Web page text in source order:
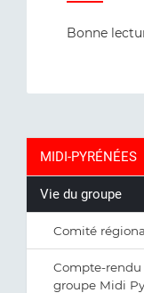
Bonne
MIDI-PYRÉNÉES
Vie du groupe
Comité
Compte-rendu
groupe Midi